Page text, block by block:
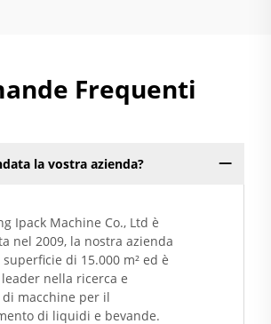
Frequenti
la vostra azienda?
Ipack Machine Co., Ltd è
nel 2009, la nostra azienda
di 15.000 m² ed è
nella ricerca e
macchine per il
di liquidi e bevande.